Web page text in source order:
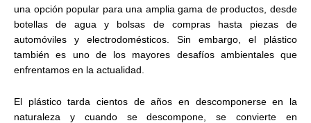
una opción popular para una amplia gama de productos, desde
botellas de agua y bolsas de compras hasta piezas de
automóviles y electrodomésticos. Sin embargo, el plástico
también es uno de los mayores desafíos ambientales que
enfrentamos en la actualidad.
El plástico tarda cientos de años en descomponerse en la
naturaleza y cuando se descompone, se convierte en